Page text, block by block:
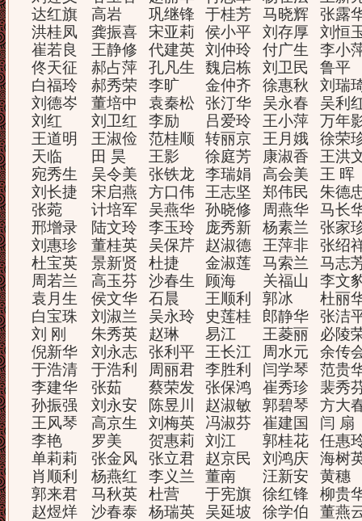
达红旗
洪桂凤
崔若良
佟天征
白福玲
刘德岑
刘红
王道明
天临
宛秀生
刘长捷
张菀
邢增录
刘惠珍
杜宝英
周若兰
袁月生
白宝珠
刘 刚
倪新华
于浩清
李建华
孙振强
王风琴
李艳
单莉莉
肖顺利
郭来君
赵煜烊
高岩
龚振喜
王静修
郝占萍
郝秀荣
董培中
刘卫红
王淑俭
田 昊
吴令美
宋启燕
计培军
陆文玲
董桂英
景新贤
高玉芬
侯文华
刘淑兰
朱秀英
刘永志
于浩利
张茹
刘永安
高京生
罗美
张金风
杨燕红
马秋英
沙春泰
巩继锋
宋亚莉
代建英
孔凡生
李旷
袁秦松
李励
范桂顺
王影
张铁龙
方口伟
吴燕华
李玉玲
吴保芹
杜捷
沙春生
石晨
吴永玲
赵琳
张利平
周丽君
蔡荣发
陈昱川
刘梅英
贺惠莉
张立君
李义兰
杜营
杨瑞英
于桂芳
侯小平
刘仲玲
魏启栋
金仲齐
张汀华
吕爱玲
转丽京
徐庭芳
李瑞娟
王志坚
孙晓修
庞秀新
赵淑德
金淑莲
顾海
王顺利
史莲桂
易江
王长江
李胜利
张保鸿
赵淑敏
冯淑芬
刘江
赵京民
董南
于宪旗
吴延坡
马晓辉
刘存厚
付广生
刘卫民
徐惠秋
吴永春
王小萍
王月娥
康淑香
高会美
郑伟民
周燕华
杨素兰
王萍非
马索兰
关福山
郭冰
郎静华
王菱丽
周水元
闫学琴
崔秀珍
郭碧琴
崔建国
郭桂花
刘鸿庆
汪新安
徐红锋
徐学伯
张露
刘恒
李小
鲁平
刘瑞
吴利
万年
徐荣
王洪
王 晖
朱德
马长
张家
张绍
马志
李文
杜丽
张洁
必陵
余传
范贵
裴秀
方大
闫 扇
任惠
海树
黄穗
柳贵
董燕